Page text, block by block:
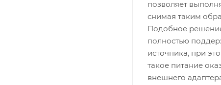
позволяет
снимая таким
Подобное
полностью
источника, при
такое питание
внешнего